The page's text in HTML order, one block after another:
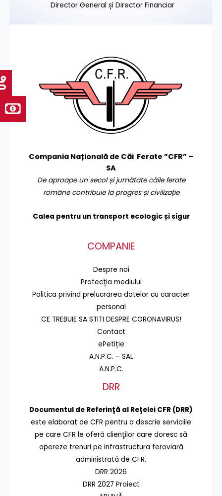
Director General și Director Financiar
Compania Națională de Căi Ferate ”CFR” –
SA
De aproape un secol și jumătate căile ferate
române contribuie la progres și civilizație
Calea pentru un transport ecologic și sigur
COMPANIE
Despre noi
Protecţia mediului
Politica privind prelucrarea datelor cu caracter
personal
CE TREBUIE SA STITI DESPRE CORONAVIRUS!
Contact
ePetiție
A.N.P.C. – SAL
A.N.P.C.
DRR
Documentul de Referinţă al Reţelei CFR (DRR)
este elaborat de CFR pentru a descrie serviciile
pe care CFR le oferă clienţilor care doresc să
opereze trenuri pe infrastructura feroviară
administrată de CFR.
DRR 2026
DRR 2027 Proiect